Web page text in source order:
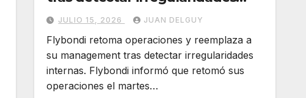
internas
JULIO 15, 2026 JUAN DELGUY
Flybondi retoma operaciones y reemplaza a
su management tras detectar irregularidades
internas. Flybondi informó que retomó sus
operaciones el martes…